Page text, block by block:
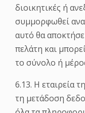
διοικητικές ή
συμμορφωθεί
αυτό θα
πελάτη και
το σύνολο ή
6.13. Η εταιρεία
τη μετάδοση